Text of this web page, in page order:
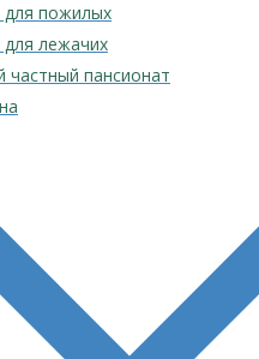
пожилых
лежачих
частный пансионат